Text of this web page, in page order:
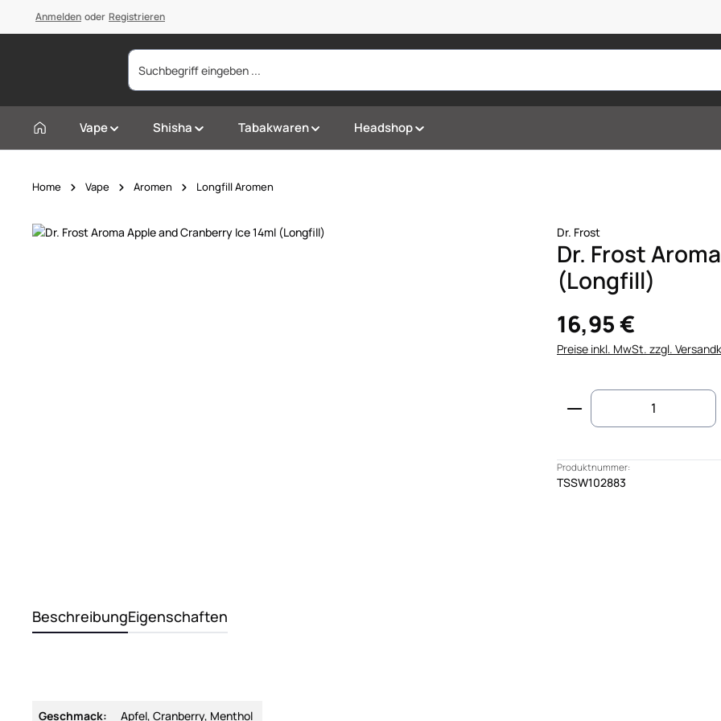
Zur Hauptnavigation springen
Anmelden oder Registrieren
Vape Shisha Tabakwaren Headshop
Home Vape Aromen Longfill Aromen
Bildergalerie überspringen Dr. Frost
Dr. Frost
(Longfill)
16,95 €
Preise inkl. MwSt. zzgl.
Produkt Anzahl:
Produktnummer:
TSSW102883
BeschreibungEigenschaften
Geschmack: Apfel, Cranberry, Menthol